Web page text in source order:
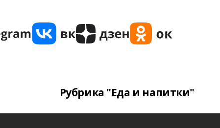
Рубрика "Еда и напитки"